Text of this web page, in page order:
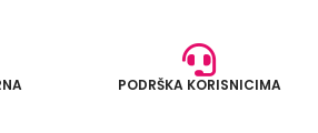
PODRŠKA KORISNICIMA